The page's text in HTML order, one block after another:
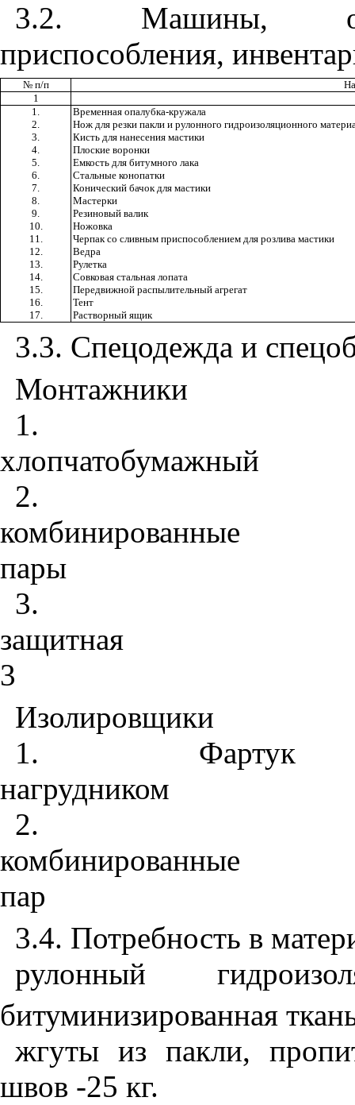
3.2. Машины,
приспособления,
№ п/п
1
1.
Временная опалубка-кружала
2.
Нож для резки пакли и рулонного гидроизоляционного
3.
Кисть для нанесения мастики
4.
Плоские воронки
5.
Емкость для битумного лака
6.
Стальные конопатки
7.
Конический бачок для мастики
8.
Мастерки
9.
Резиновый валик
10.
Ножовка
11.
Черпак со сливным приспособлением для розлива мастики
12.
Ведра
13.
Рулетка
14.
Совковая стальная лопата
15.
Передвижной распылительный агрегат
16.
Тент
17.
Растворный ящик
3.3. Спецодежда и
Монтажники
1.
хлопчатобумажный
2.
комбинированные
пары
3.
защитная
3
Изолировщики
1. Фартук
нагрудником
2.
комбинированные
пар
3.4. Потребность в
рулонный
битуминизированная
жгуты из пакли,
швов -25 кг.